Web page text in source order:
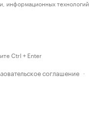
информационных
Ctrl + Enter
соглашение ·